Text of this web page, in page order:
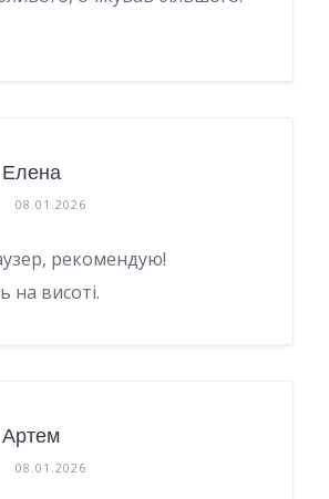
Елена
08.01.2026
рекомендую!
на висоті.
Артем
08.01.2026